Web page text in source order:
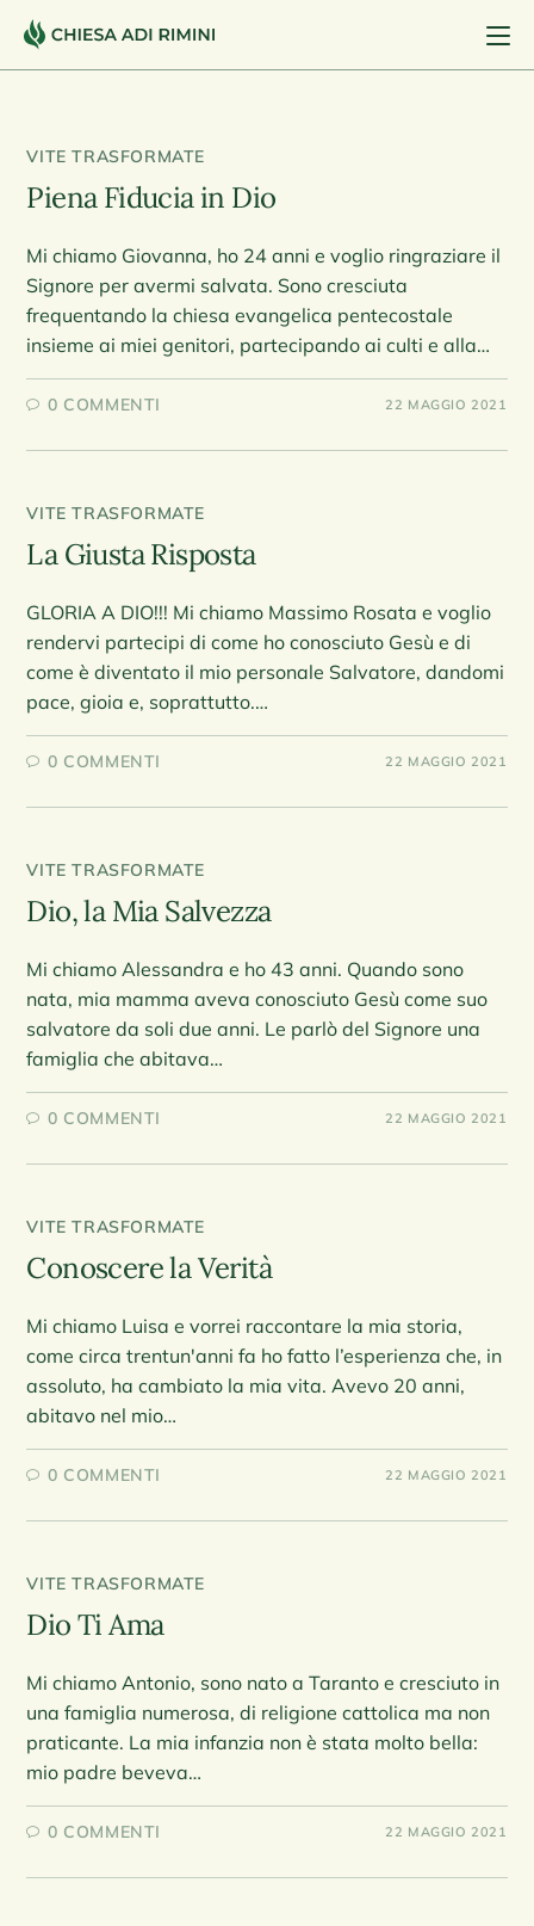
VITE TRASFORMATE
Piena Fiducia in Dio
Mi chiamo Giovanna, ho 24 anni e voglio ringraziare il
Signore per avermi salvata. Sono cresciuta
frequentando la chiesa evangelica pentecostale
insieme ai miei genitori, partecipando ai culti e alla…
0 COMMENTI 22 MAGGIO 2021
VITE TRASFORMATE
La Giusta Risposta
GLORIA A DIO!!! Mi chiamo Massimo Rosata e voglio
rendervi partecipi di come ho conosciuto Gesù e di
come è diventato il mio personale Salvatore, dandomi
pace, gioia e, soprattutto.…
0 COMMENTI 22 MAGGIO 2021
VITE TRASFORMATE
Dio, la Mia Salvezza
Mi chiamo Alessandra e ho 43 anni. Quando sono
nata, mia mamma aveva conosciuto Gesù come suo
salvatore da soli due anni. Le parlò del Signore una
famiglia che abitava…
0 COMMENTI 22 MAGGIO 2021
VITE TRASFORMATE
Conoscere la Verità
Mi chiamo Luisa e vorrei raccontare la mia storia,
come circa trentun'anni fa ho fatto l’esperienza che, in
assoluto, ha cambiato la mia vita. Avevo 20 anni,
abitavo nel mio…
0 COMMENTI 22 MAGGIO 2021
VITE TRASFORMATE
Dio Ti Ama
Mi chiamo Antonio, sono nato a Taranto e cresciuto in
una famiglia numerosa, di religione cattolica ma non
praticante. La mia infanzia non è stata molto bella:
mio padre beveva…
0 COMMENTI 22 MAGGIO 2021